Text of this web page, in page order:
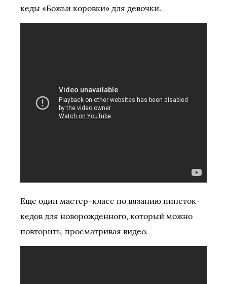
кеды «Божьи коровки» для девочки.
Еще один мастер-класс по вязанию пинеток-
кедов для новорожденного, который можно
повторить, просматривая видео.